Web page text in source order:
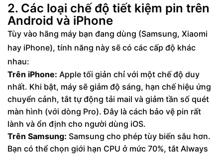
2. Các loại chế độ tiết kiệm pin trên
Android và iPhone
Tùy vào hãng máy bạn đang dùng (Samsung, Xiaomi
hay iPhone), tính năng này sẽ có các cấp độ khác
nhau:
Trên iPhone: Apple tối giản chỉ với một chế độ duy
nhất. Khi bật, máy sẽ giảm độ sáng, hạn chế hiệu ứng
chuyển cảnh, tắt tự động tải mail và giảm tần số quét
màn hình (với dòng Pro). Đây là cách bảo vệ pin rất
lành và ổn định cho người dùng iOS.
Trên Samsung: Samsung cho phép tùy biến sâu hơn.
Bạn có thể chọn giới hạn CPU ở mức 70%, tắt Always